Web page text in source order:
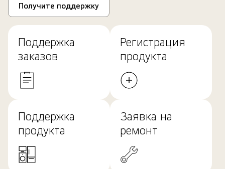
Получите поддержку
Поддержка
заказов
Регистрация
продукта
Поддержка
продукта
Заявка на
ремонт